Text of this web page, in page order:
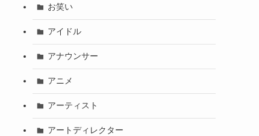
お笑い
アイドル
アナウンサー
アニメ
アーティスト
アートディレクター